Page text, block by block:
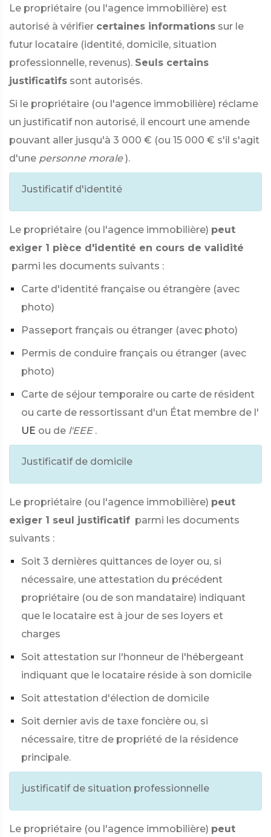
Le propriétaire (ou l'agence immobilière) est
autorisé à vérifier certaines informations sur le
futur locataire (identité, domicile, situation
professionnelle, revenus). Seuls certains
justificatifs sont autorisés.
Si le propriétaire (ou l'agence immobilière) réclame
un justificatif non autorisé, il encourt une amende
pouvant aller jusqu'à 3 000 € (ou 15 000 € s'il s'agit
d'une personne morale ).
Justificatif d'identité
Le propriétaire (ou l'agence immobilière) peut
exiger 1 pièce d'identité en cours de validité
parmi les documents suivants :
Carte d'identité française ou étrangère (avec
photo)
Passeport français ou étranger (avec photo)
Permis de conduire français ou étranger (avec
photo)
Carte de séjour temporaire ou carte de résident
ou carte de ressortissant d'un État membre de l'
UE ou de l'EEE .
Justificatif de domicile
Le propriétaire (ou l'agence immobilière) peut
exiger 1 seul justificatif parmi les documents
suivants :
Soit 3 dernières quittances de loyer ou, si
nécessaire, une attestation du précédent
propriétaire (ou de son mandataire) indiquant
que le locataire est à jour de ses loyers et
charges
Soit attestation sur l'honneur de l'hébergeant
indiquant que le locataire réside à son domicile
Soit attestation d'élection de domicile
Soit dernier avis de taxe foncière ou, si
nécessaire, titre de propriété de la résidence
principale.
justificatif de situation professionnelle
Le propriétaire (ou l'agence immobilière) peut